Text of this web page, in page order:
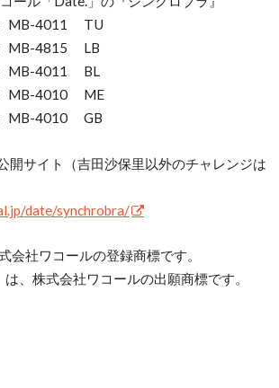
MB-4011 TU
MB-4815 LB
MB-4011 BL
MB-4010 ME
4010 GB
開サイト（吉田沙保里以外のチャレンジは
date/synchrobra/
会社ワコールの登録商標です。
、株式会社ワコールの出願商標です。